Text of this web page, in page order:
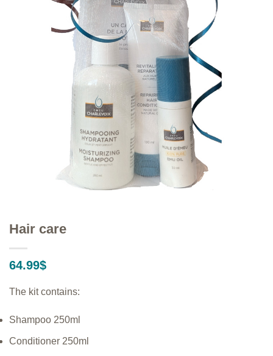
Hair care
64.99$
The kit contains:
Shampoo 250ml
Conditioner 250ml